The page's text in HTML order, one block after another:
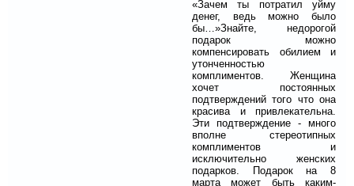
«Зачем ты потратил уйму
денег, ведь можно было
бы…»Знайте, недорогой
подарок можно
компенсировать обилием и
утонченностью
комплиментов. Женщина
хочет постоянных
подтверждений того что она
красива и привлекательна.
Эти подтверждение - много
вполне стереотипных
комплиментов и
исключительно женских
подарков. Подарок на 8
марта может быть каким-